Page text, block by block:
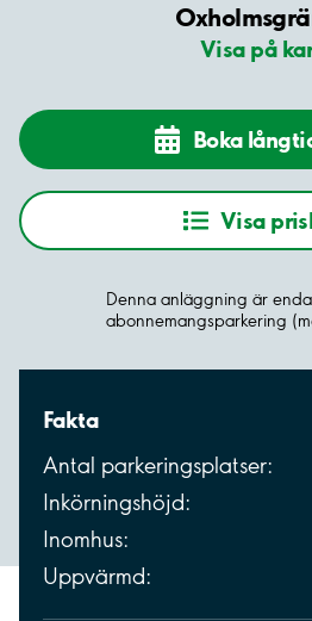
Visa på
Boka
Visa
Denna anläggning är
abonnemangsparkering
Fakta
Antal parkeringsplatser:
Inkörningshöjd:
Inomhus:
Uppvärmd: